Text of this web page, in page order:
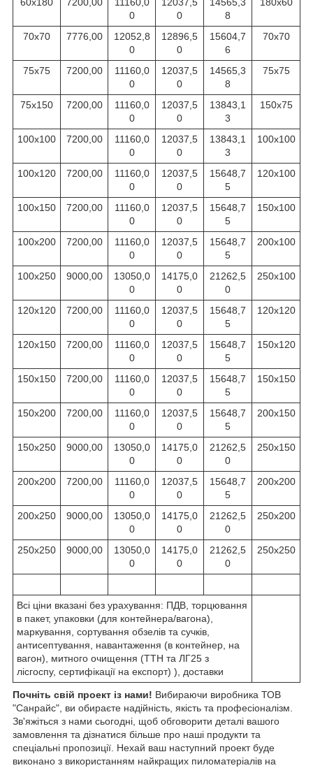
60х180 7200,00
11160,0
0
12037,5
0
14565,3
8
180х60
70х70 7776,00
12052,8
0
12896,5
0
15604,7
6
70х70
75х75 7200,00
11160,0
0
12037,5
0
14565,3
8
75х75
75х150 7200,00
11160,0
0
12037,5
0
13843,1
3
150х75
100х100 7200,00
11160,0
0
12037,5
0
13843,1
3
100х100
100х120 7200,00
11160,0
0
12037,5
0
15648,7
5
120х100
100х150 7200,00
11160,0
0
12037,5
0
15648,7
5
150х100
100х200 7200,00
11160,0
0
12037,5
0
15648,7
5
200х100
100х250 9000,00
13050,0
0
14175,0
0
21262,5
0
250х100
120х120 7200,00
11160,0
0
12037,5
0
15648,7
5
120х120
120х150 7200,00
11160,0
0
12037,5
0
15648,7
5
150х120
150х150 7200,00
11160,0
0
12037,5
0
15648,7
5
150х150
150х200 7200,00
11160,0
0
12037,5
0
15648,7
5
200х150
150х250 9000,00
13050,0
0
14175,0
0
21262,5
0
250х150
200х200 7200,00
11160,0
0
12037,5
0
15648,7
5
200х200
200х250 9000,00
13050,0
0
14175,0
0
21262,5
0
250х200
250х250 9000,00
13050,0
0
14175,0
0
21262,5
0
250х250
Всі ціни вказані без урахування: ПДВ, торцювання
в пакет, упаковки (для контейнера/вагона),
маркування, сортування обзелів та сучків,
антисептування, навантаження (в контейнер, на
вагон), митного очищення (ТТН та ЛГ25 з
лісгоспу, сертифікації на експорт) ), доставки
Почніть свій проект із нами! Вибираючи виробника ТОВ
"Санрайс", ви обираєте надійність, якість та професіоналізм.
Зв'яжіться з нами сьогодні, щоб обговорити деталі вашого
замовлення та дізнатися більше про наші продукти та
спеціальні пропозиції. Нехай ваш наступний проект буде
виконано з використанням найкращих пиломатеріалів на